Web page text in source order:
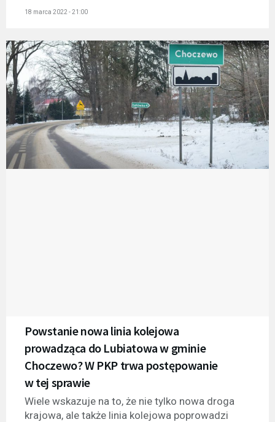
18 marca 2022 - 21:00
Powstanie nowa linia kolejowa
prowadząca do Lubiatowa w gminie
Choczewo? W PKP trwa postępowanie
w tej sprawie
Wiele wskazuje na to, że nie tylko nowa droga
krajowa, ale także linia kolejowa poprowadzi